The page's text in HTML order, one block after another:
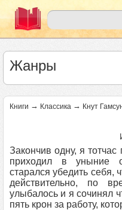
Жанры
Книги → Классика → Кнут
Закончив одну, я
приходил в уныние
старался убедить себя,
действительно, по
улыбалось и я сочинял
пять крон за работу,